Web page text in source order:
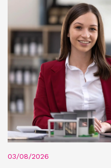
03/08/2026